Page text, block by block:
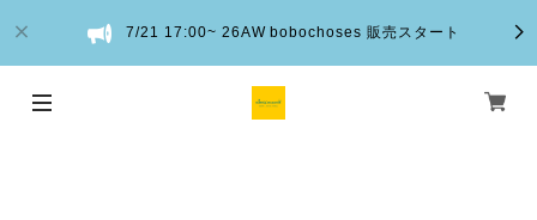
7/21 17:00~ 26AW bobochoses 販売スタート